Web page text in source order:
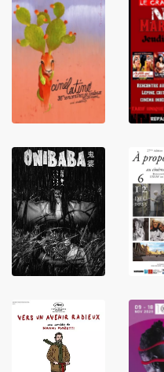
LIRE
LIRE